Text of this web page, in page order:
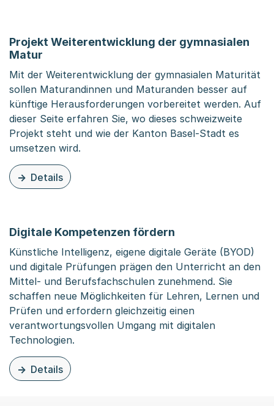
Projekt Weiterentwicklung der gymnasialen
Matur
Mit der Weiterentwicklung der gymnasialen Maturität
sollen Maturandinnen und Maturanden besser auf
künftige Herausforderungen vorbereitet werden. Auf
dieser Seite erfahren Sie, wo dieses schweizweite
Projekt steht und wie der Kanton Basel-Stadt es
umsetzen wird.
Details
zu dieser Organisationsseite: Projekt
Digitale Kompetenzen fördern
Künstliche Intelligenz, eigene digitale Geräte (BYOD)
und digitale Prüfungen prägen den Unterricht an den
Mittel- und Berufsfachschulen zunehmend. Sie
schaffen neue Möglichkeiten für Lehren, Lernen und
Prüfen und erfordern gleichzeitig einen
verantwortungsvollen Umgang mit digitalen
Technologien.
Details
zu dieser Organisationsseite: Digitale Kompetenzen